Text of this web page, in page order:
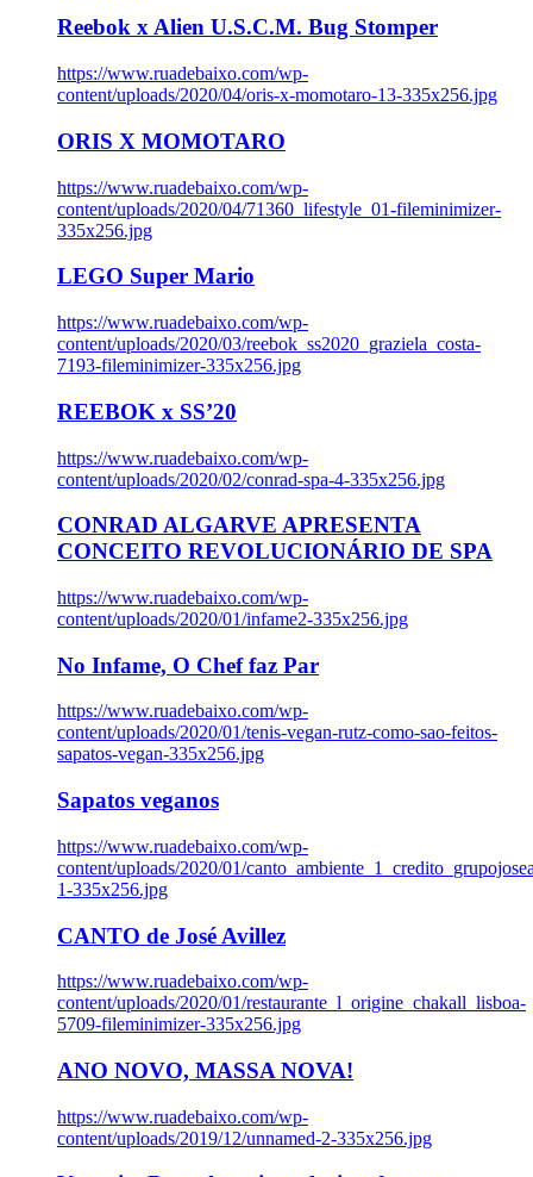
Reebok x Alien U.S.C.M. Bug Stomper
https://www.ruadebaixo.com/wp-
content/uploads/2020/04/oris-x-momotaro-13-335x256.jpg
ORIS X MOMOTARO
https://www.ruadebaixo.com/wp-
content/uploads/2020/04/71360_lifestyle_01-fileminimizer-
335x256.jpg
LEGO Super Mario
https://www.ruadebaixo.com/wp-
content/uploads/2020/03/reebok_ss2020_graziela_costa-
7193-fileminimizer-335x256.jpg
REEBOK x SS’20
https://www.ruadebaixo.com/wp-
content/uploads/2020/02/conrad-spa-4-335x256.jpg
CONRAD ALGARVE APRESENTA
CONCEITO REVOLUCIONÁRIO DE SPA
https://www.ruadebaixo.com/wp-
content/uploads/2020/01/infame2-335x256.jpg
No Infame, O Chef faz Par
https://www.ruadebaixo.com/wp-
content/uploads/2020/01/tenis-vegan-rutz-como-sao-feitos-
sapatos-vegan-335x256.jpg
Sapatos veganos
https://www.ruadebaixo.com/wp-
content/uploads/2020/01/
1-335x256.jpg
CANTO de José Avillez
https://www.ruadebaixo.com/wp-
content/uploads/2020/01/restaurante_l_origine_chakall_lisboa-
5709-fileminimizer-335x256.jpg
ANO NOVO, MASSA NOVA!
https://www.ruadebaixo.com/wp-
content/uploads/2019/12/unnamed-2-335x256.jpg